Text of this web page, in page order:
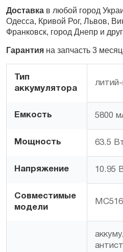
Доставка в любой город
Одесса, Кривой Рог, Львов,
Франковск, город Днепр и
Гарантия на запчасть 3
Тип
аккумулятора
Емкость 5800
Мощность 63.5
Напряжение 10.95
Совместимые
модели